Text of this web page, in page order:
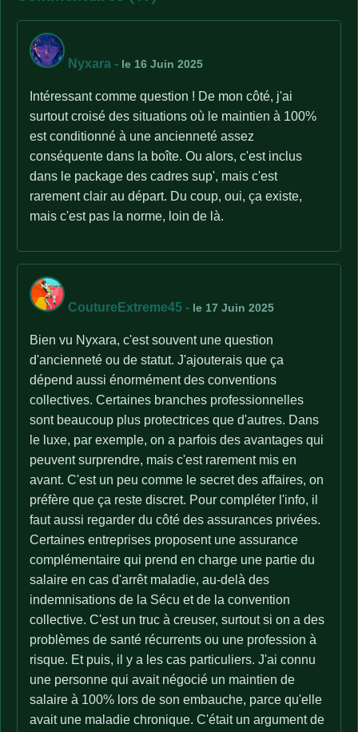
Nyxara - le 16 Juin 2025
Intéressant comme question ! De mon côté, j'ai
surtout croisé des situations où le maintien à 100%
est conditionné à une ancienneté assez
conséquente dans la boîte. Ou alors, c'est inclus
dans le package des cadres sup', mais c'est
rarement clair au départ. Du coup, oui, ça existe,
mais c'est pas la norme, loin de là.
CoutureExtreme45 - le 17 Juin 2025
Bien vu Nyxara, c'est souvent une question
d'ancienneté ou de statut. J'ajouterais que ça
dépend aussi énormément des conventions
collectives. Certaines branches professionnelles
sont beaucoup plus protectrices que d'autres. Dans
le luxe, par exemple, on a parfois des avantages qui
peuvent surprendre, mais c'est rarement mis en
avant. C'est un peu comme le secret des affaires, on
préfère que ça reste discret. Pour compléter l'info, il
faut aussi regarder du côté des assurances privées.
Certaines entreprises proposent une assurance
complémentaire qui prend en charge une partie du
salaire en cas d'arrêt maladie, au-delà des
indemnisations de la Sécu et de la convention
collective. C'est un truc à creuser, surtout si on a des
problèmes de santé récurrents ou une profession à
risque. Et puis, il y a les cas particuliers. J'ai connu
une personne qui avait négocié un maintien de
salaire à 100% lors de son embauche, parce qu'elle
avait une maladie chronique. C'était un argument de